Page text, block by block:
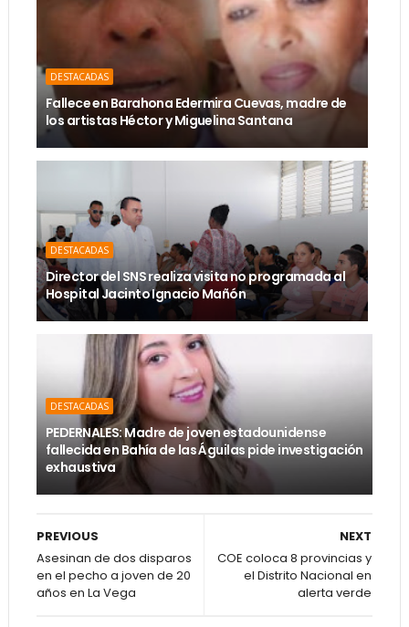
DESTACADAS
Fallece en Barahona Edermira Cuevas, madre de
los artistas Héctor y Miguelina Santana
DESTACADAS
Director del SNS realiza visita no programada al
Hospital Jacinto Ignacio Mañón
DESTACADAS
PEDERNALES: Madre de joven estadounidense
fallecida en Bahía de las Águilas pide investigación
exhaustiva
NEXT
COE coloca 8 provincias y
el Distrito Nacional en
alerta verde
PREVIOUS
Asesinan de dos disparos
en el pecho a joven de 20
años en La Vega